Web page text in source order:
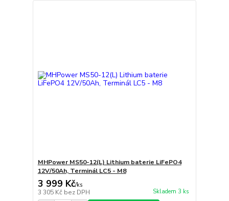
MHPower MS50-12(L) Lithium baterie LiFePO4
12V/50Ah, Terminál LC5 - M8
3 999 Kč/ks
3 305 Kč bez DPH Skladem 3 ks